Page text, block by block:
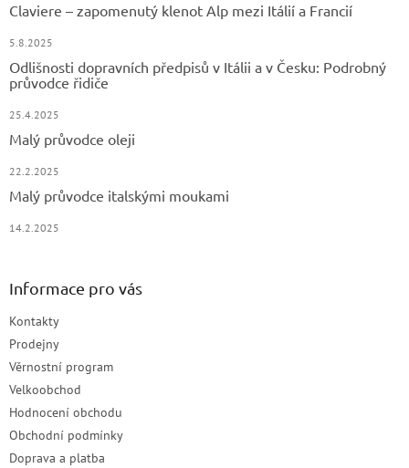
Claviere – zapomenutý klenot Alp mezi Itálií a Francií
5.8.2025
Odlišnosti dopravních předpisů v Itálii a v Česku: Podrobný
průvodce řidiče
25.4.2025
Malý průvodce oleji
22.2.2025
Malý průvodce italskými moukami
14.2.2025
Informace pro vás
Kontakty
Prodejny
Věrnostní program
Velkoobchod
Hodnocení obchodu
Obchodní podmínky
Doprava a platba